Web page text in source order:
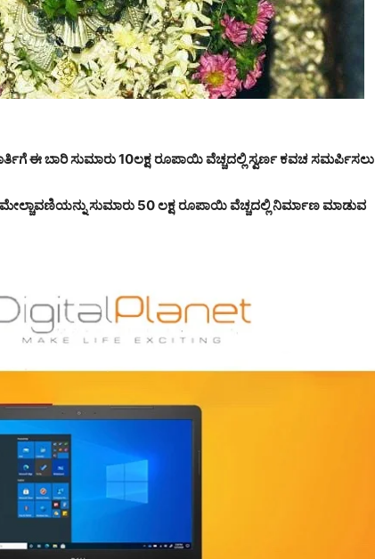
ಈ ಬಾರಿ ಸುಮಾರು 10ಲಕ್ಷ ರೂಪಾಯಿ ವೆಚ್ಚದಲ್ಲಿ ಸ್ವರ್ಣ ಕವಚ ಸಮರ್ಪಿಸಲು
ಮೇಲ್ಚಾವಣಿಯನ್ನು ಸುಮಾರು 50 ಲಕ್ಷ ರೂಪಾಯಿ ವೆಚ್ಚದಲ್ಲಿ ನಿರ್ಮಾಣ ಮಾಡುವ